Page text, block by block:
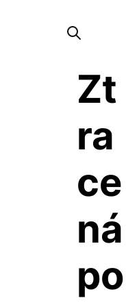
Zt
ra
ce
ná
po